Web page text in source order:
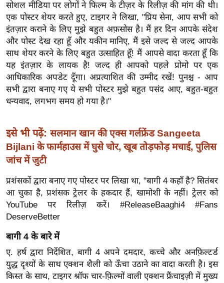
ख्सि
य
त
यं
ग
इं
डि
या
हि
त्य
ज
त
ऑ
टो
व
र्ल्ड
न्यू
ज
ब्री
सोशल मीडिया पर लोगों ने फिल्म के टीज़र के रिलीज़ की मांग की थी।
एक पोस्टर शेयर करते हुए, टाइगर ने लिखा, "प्रिय सेना, आप सभी को
इंतज़ार कराने के लिए मुझे बहुत अफ़सोस है। मैं हर दिन आपके संदेश
और पोस्ट देख रहा हूँ और यकीन मानिए, मैं इसे जल्द से जल्द आपके
साथ शेयर करने के लिए बहुत उत्साहित हूँ! मैं आपसे वादा करता हूँ कि
यह इंतज़ार के लायक है! जल्द ही आपको पहले प्रोमो पर एक
आधिकारिक अपडेट दूँगा। अप्रत्याशित की उम्मीद रखें! पुनश्च - आप
सभी द्वारा बनाए गए ये सभी पोस्टर मुझे बहुत पसंद आए, बहुत-बहुत
धन्यवाद, लगभग समय हो गया है।"
इसे भी पढ़ें: सलमान खान की एक्स गर्लफ्रेंड Sangeeta
Bijlani के फार्महाउस में घुसे चोर, खूब तोड़फोड़ मचाई, पुलिस
जांच में जुटी
प्रशंसकों द्वारा बनाए गए पोस्टर पर लिखा था, "बागी 4 कहाँ है? सितंबर
आ चुका है, प्रशंसक ट्रेलर के हकदार हैं, खामोशी के नहीं। ट्रेलर को
YouTube पर रिलीज़ करें। #ReleaseBaaghi4 #Fans
DeserveBetter
बागी 4 के बारे में
ए. हर्ष द्वारा निर्देशित, बागी 4 अपने दमदार, कच्चे और अनफ़िल्टर्ड
युद्ध दृश्यों के साथ एक्शन शैली को ऊँचा उठाने का वादा करती है। इस
किस्त के साथ, टाइगर श्रॉफ चार-फ़िल्मों वाली एक्शन फ्रैंचाइज़ी में मुख्य